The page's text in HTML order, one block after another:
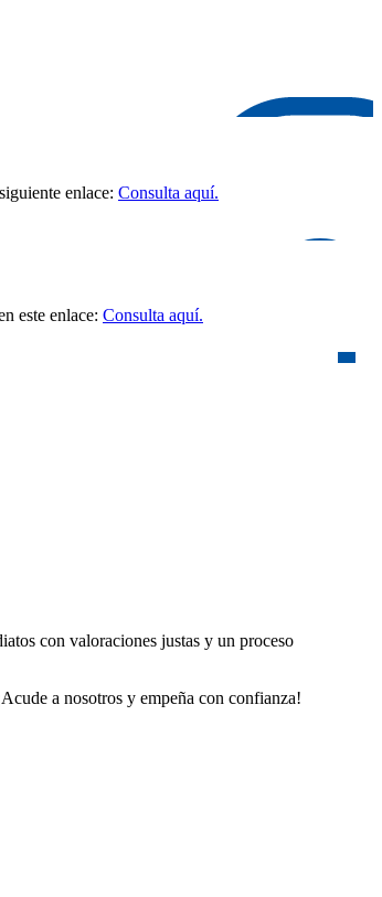
enlace: Consulta aquí.
este enlace: Consulta aquí.
con valoraciones justas y un proceso
a nosotros y empeña con confianza!